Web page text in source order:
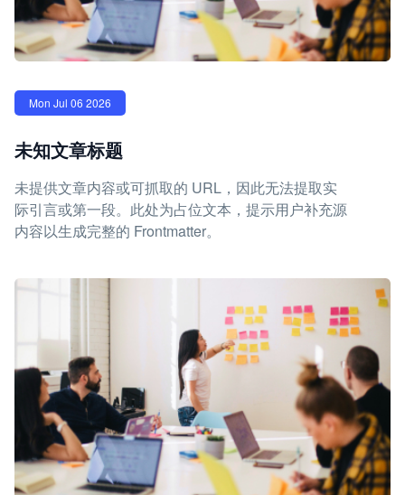
Mon Jul 06 2026
未知文章标题
未提供文章内容或可抓取的 URL，因此无法提取实
际引言或第一段。此处为占位文本，提示用户补充源
内容以生成完整的 Frontmatter。